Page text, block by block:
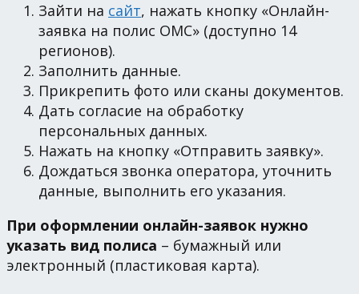
Зайти на сайт, нажать кнопку «Онлайн-
заявка на полис ОМС» (доступно 14
регионов).
Заполнить данные.
Прикрепить фото или сканы документов.
Дать согласие на обработку
персональных данных.
Нажать на кнопку «Отправить заявку».
Дождаться звонка оператора, уточнить
данные, выполнить его указания.
При оформлении онлайн-заявок нужно
указать вид полиса – бумажный или
электронный (пластиковая карта).